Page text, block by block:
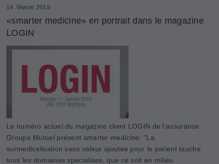
14. février 2018
«smarter medicine» en portrait dans le magazine
LOGIN
Le numéro actuel du magazine client LOGIN de l'assurance
Groupe Mutuel présent smarter medicine: "La
surmedicalisation sans valeur ajoutee pour le patient tauche
tous les domaines specialises, que ce soit en milieu